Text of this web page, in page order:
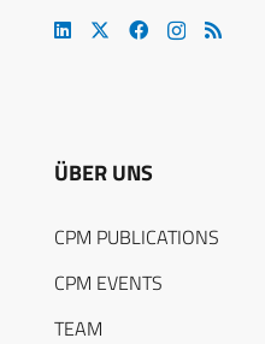
ÜBER UNS
CPM PUBLICATIONS
CPM EVENTS
TEAM